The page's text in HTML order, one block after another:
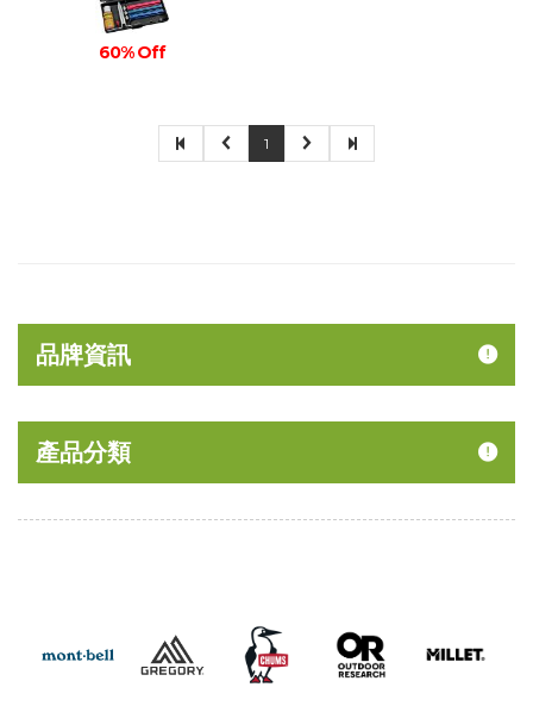
60% Off
1
品牌資訊
產品分類